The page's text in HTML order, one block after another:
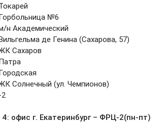
№6
н Академический
де Генина (Сахарова, 57)
Сахаров
Солнечный (ул. Чемпионов)
офис г. Екатеринбург – ФРЦ-2(пн-пт)